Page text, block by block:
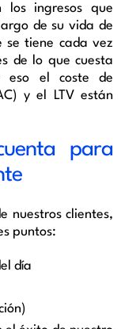
los ingresos que
de su vida de
se tiene cada vez
de lo que cuesta
eso el coste de
y el LTV están
para
nuestros clientes,
puntos:
día